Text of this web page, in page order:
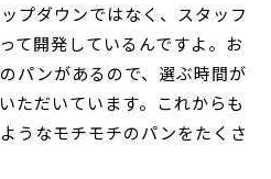
プダウンではなく、スタッフ
て開発しているんですよ。お
パンがあるので、選ぶ時間が
ただいています。これからも
うなモチモチのパンをたくさ